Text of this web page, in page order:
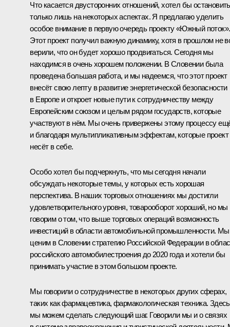
Что касается двусторонних отношений, хотел бы
только лишь на некоторых аспектах. Я предлагаю уделить
особое внимание в первую очередь проекту «Южный поток».
Этот проект получил важную динамику, хотя в прошлом не
верили, что он будет хорошо продвигаться. Сегодня мы
находимся в очень хорошем положении. В Словении была
проведена большая работа, и мы надеемся, что этот проект
внесёт свою лепту в развитие энергетической безопасности
в Европе и откроет новые пути к сотрудничеству между
Европейским союзом и целым рядом государств, которые
участвуют в нём. Мы очень привержены этому процессу
и благодаря мультипликативным эффектам, которые проект
несёт в себе.
Особо хотел бы подчеркнуть, что мы сегодня начали
обсуждать некоторые темы, у которых есть хорошая
перспектива. В наших торговых отношениях мы достигли
удовлетворительного уровня, товарооборот хороший, но мы
говорим о том, что выше торговых операций возможность
инвестиций в области автомобильной промышленности. Мы
ценим в Словении стратегию Российской Федерации в
российского автомобилестроения до 2020 года и хотели бы
принимать участие в этом большом проекте.
Мы говорили о сотрудничестве в некоторых других сферах,
таких как фармацевтика, фармакологическая техника. Здесь
мы можем сделать следующий шаг. Говорили мы и о связях